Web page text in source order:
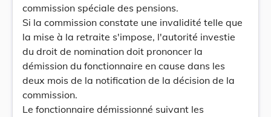
commission spéciale des pensions.
Si la commission constate une invalidité telle que
la mise à la retraite s'impose, l'autorité investie
du droit de nomination doit prononcer la
démission du fonctionnaire en cause dans les
deux mois de la notification de la décision de la
commission.
Le fonctionnaire démissionné suivant les